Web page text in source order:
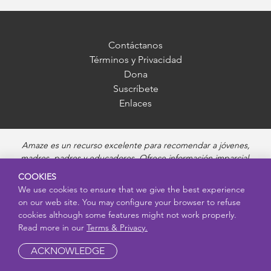
Contáctanos
Términos y Privacidad
Dona
Suscríbete
Enlaces
Amaze es un recurso excelente para recomendar a jóvenes,
madres, padres y educadores. Ofrece información imparcial,
precisa y adecuada para cada edad, y responde preguntas sobre
la pubertad, salud sexual, relaciones saludables, embarazo y
reproducción, seguridad en línea y enfermedades de transmisión
sexual. Amaze ofrece videos educativos atractivos y recursos más
profundos sobre cada uno de estos temas.
COOKIES
We use cookies to ensure that we give the best experience
on our web site. You may configure your browser to refuse
cookies although some features might not work properly.
Read more in our Terms & Privacy.
ACKNOWLEDGE